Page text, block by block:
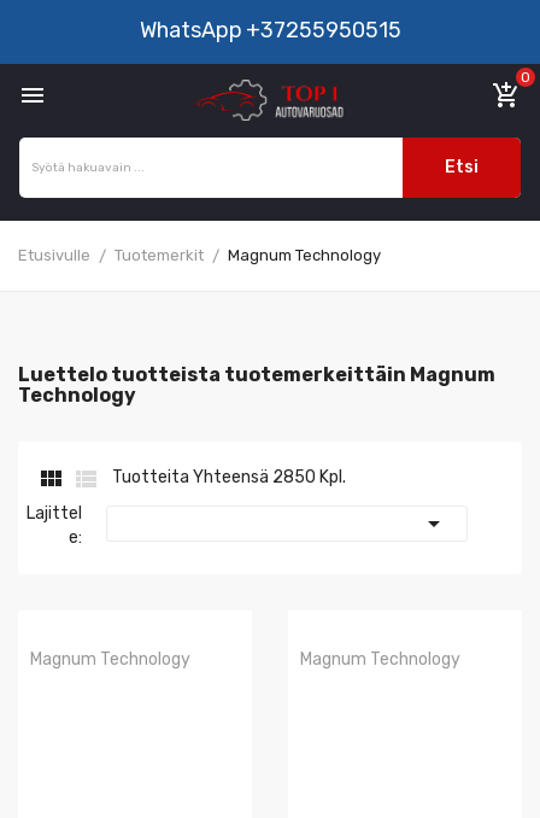
WhatsApp +37255950515
 add_shopping_cart
0
Etsi
Etusivulle Tuotemerkit Magnum Technology
Luettelo tuotteista tuotemerkeittäin Magnum
Technology
 
Tuotteita Yhteensä 2850 Kpl.
Lajittel
E:

Magnum Technology Magnum Technology